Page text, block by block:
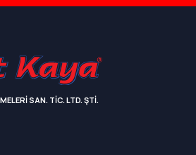
SAN. TİC. LTD. ŞTİ.